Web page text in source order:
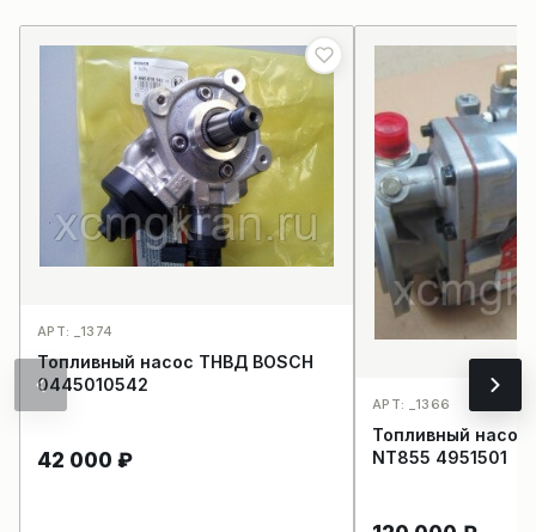
АРТ: _1374
Топливный насос ТНВД BOSCH
0445010542
42 000 ₽
АРТ: _1366
Топливный насос
NT855 4951501